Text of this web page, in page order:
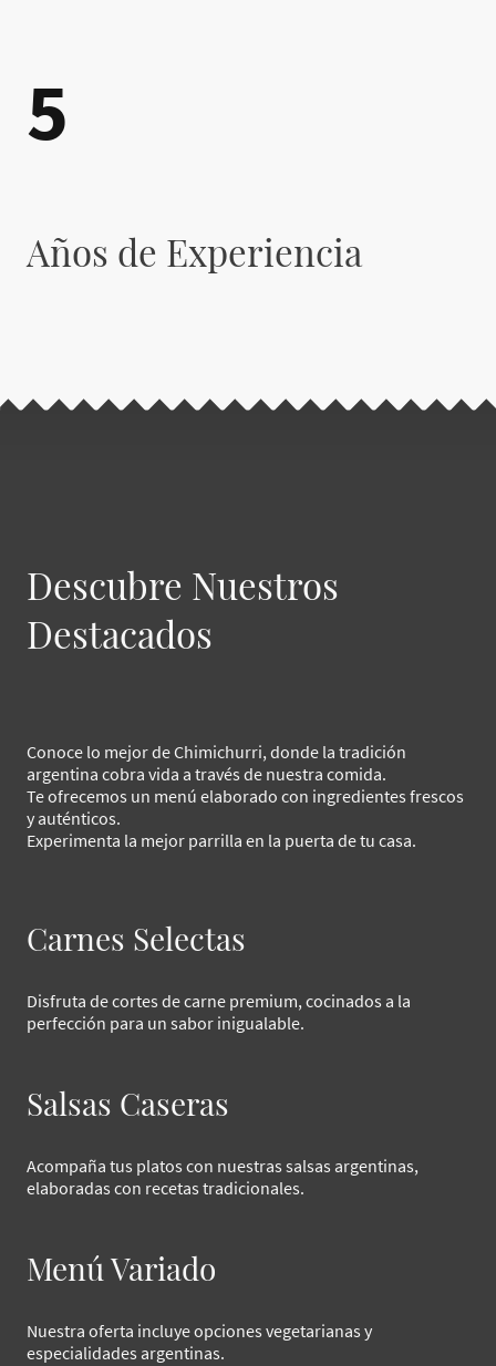
5
Años de Experiencia
Descubre Nuestros
Destacados
Conoce lo mejor de Chimichurri, donde la tradición
argentina cobra vida a través de nuestra comida.
Te ofrecemos un menú elaborado con ingredientes frescos
y auténticos.
Experimenta la mejor parrilla en la puerta de tu casa.
Carnes Selectas
Disfruta de cortes de carne premium, cocinados a la
perfección para un sabor inigualable.
Salsas Caseras
Acompaña tus platos con nuestras salsas argentinas,
elaboradas con recetas tradicionales.
Menú Variado
Nuestra oferta incluye opciones vegetarianas y
especialidades argentinas.